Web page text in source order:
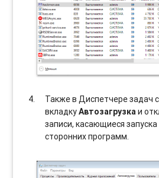
Также в Диспетчере задач
вкладкуАвтозагрузка и
записи, касающиеся
сторонних программ.